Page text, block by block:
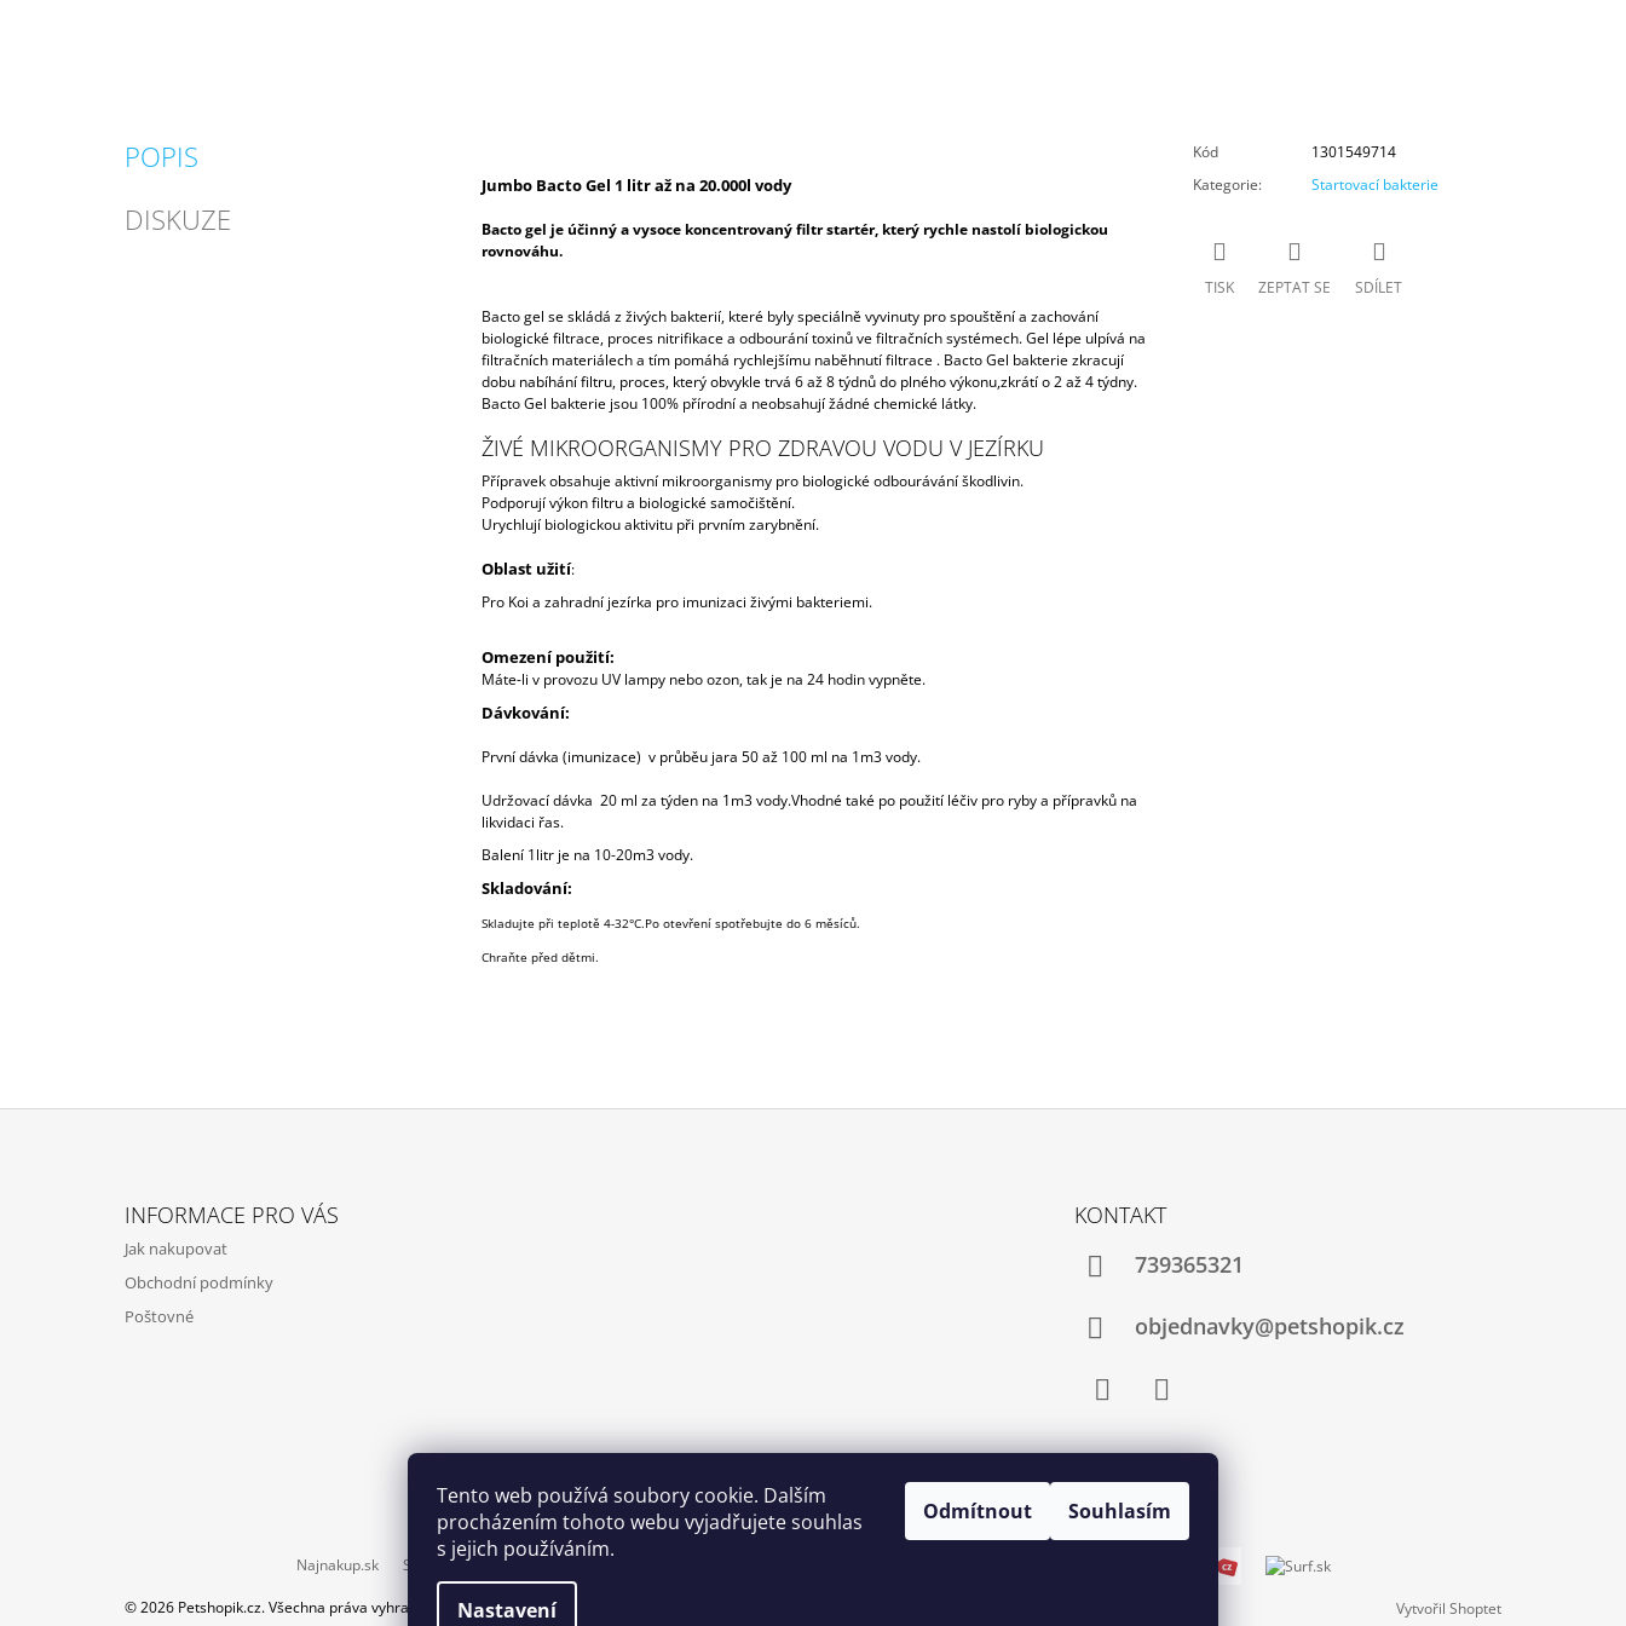
Tento web používá soubory cookie. Dalším
procházením tohoto webu vyjadřujete souhlas
s jejich používáním.
Nastavení
Odmítnout Souhlasím
POPIS
DISKUZE
Jumbo BactoGel 1 litr až na 20.000l vody
Bacto gel je účinný a vysoce koncentrovaný filtr startér, který rychle nastolí biologickou
rovnováhu.
Bacto gel se skládá z živých bakterií, které byly speciálně vyvinuty pro spouštění a zachování
biologické filtrace, proces nitrifikace a odbourání toxinůve filtračních systémech.Gel lépe ulpívá na
filtračních materiálech a tím pomáhá rychlejšímu naběhnutí filtrace . Bacto Gel bakterie zkracují
dobu nabíhání filtru, proces, který obvykle trvá 6 až 8 týdnů do plného výkonu,zkrátí o2 až 4 týdny.
Bacto Gel bakterie jsou 100% přírodní a neobsahují žádné chemické látky.
ŽIVÉ MIKROORGANISMY PRO ZDRAVOU VODU V JEZÍRKU
Přípravek obsahuje aktivní mikroorganismy pro biologické odbourávání škodlivin.
Podporují výkon filtru a biologické samočištění.
Urychlují biologickou aktivitu při prvním zarybnění.
Oblast užití:
Pro Koi a zahradní jezírka pro imunizaci živými bakteriemi.
Omezení použití:
Máte-li v provozu UV lampy nebo ozon, tak je na 24 hodinvypněte.
Dávkování:
První dávka (imunizace) v průběu jara 50 až 100 ml na 1m3 vody.
Udržovací dávka 20 ml za týden na 1m3 vody.Vhodné také po použití léčiv pro ryby a přípravků na
likvidaci řas.
Balení 1litr je na 10-20m3 vody.
Skladování:
Skladujte při teplotě 4-32°C.Po otevření spotřebujte do 6 měsíců.
Chraňte před dětmi.
Kód
1301549714
Kategorie: Startovací bakterie
TISK ZEPTAT SE SDÍLET
INFORMACE PRO VÁS
Jak nakupovat
Obchodní podmínky
Poštovné
KONTAKT
739365321
objednavky@petshopik.cz
Zboží.cz Heureka.cz Shoptet.cz
Najnakup.sk Srovnání cen ušetřím.cz
Vytvořil Shoptet
© 2026 Petshopik.cz. Všechna práva vyhrazena.